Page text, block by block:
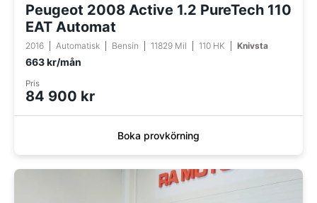
Peugeot 2008 Active 1.2 PureTech 110
EAT Automat
2016 Automatisk Bensin 11829 Mil 110 HK Knivsta
663 kr/mån
Pris
84 900 kr
Boka provkörning